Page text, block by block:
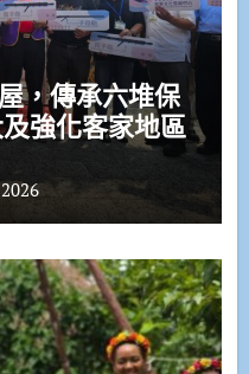
，傳承六堆保
強化客家地區